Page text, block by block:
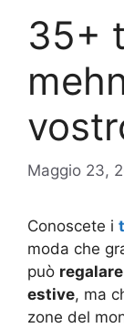
35+
Maggio 23,
Conoscete i
moda che
può
estive, ma
zone del